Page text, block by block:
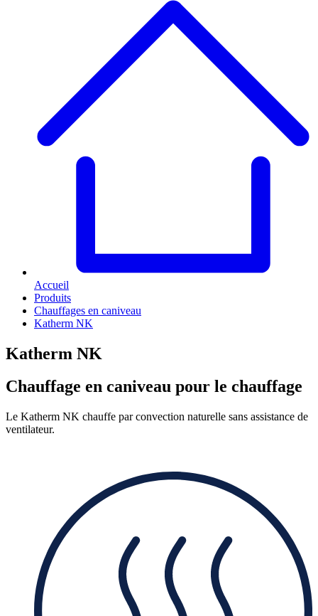
Accueil
Produits
Chauffages en caniveau
Katherm NK
Katherm NK
Chauffage en caniveau pour le chauffage
Le Katherm NK chauffe par convection naturelle sans assistance de
ventilateur.